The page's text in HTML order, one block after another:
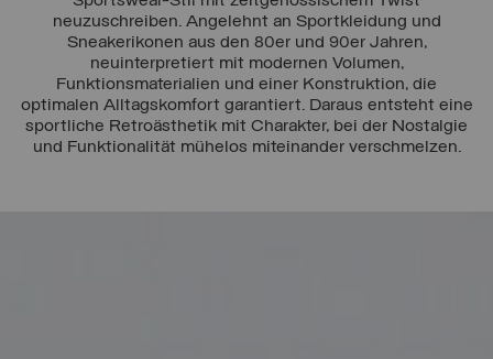
neuzuschreiben. Angelehnt an Sportkleidung und
Sneakerikonen aus den 80er und 90er Jahren,
neuinterpretiert mit modernen Volumen,
Funktionsmaterialien und einer Konstruktion, die
optimalen Alltagskomfort garantiert. Daraus entsteht eine
sportliche Retroästhetik mit Charakter, bei der Nostalgie
und Funktionalität mühelos miteinander verschmelzen.